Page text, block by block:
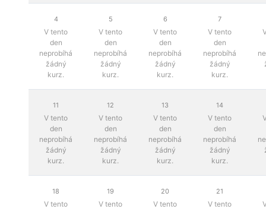
4
V tento
den
neprobíhá
žádný
kurz.
5
V tento
den
neprobíhá
žádný
kurz.
6
V tento
den
neprobíhá
žádný
kurz.
7
V tento
den
neprobíhá
žádný
kurz.
11
V tento
den
neprobíhá
žádný
kurz.
12
V tento
den
neprobíhá
žádný
kurz.
13
V tento
den
neprobíhá
žádný
kurz.
14
V tento
den
neprobíhá
žádný
kurz.
18
V tento
19
V tento
20
V tento
21
V tento